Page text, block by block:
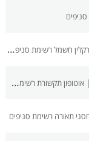
חשמל רשימת סניפים
|אוטופון תקשורת רשימת סניפים
תאורה רשימת סניפים